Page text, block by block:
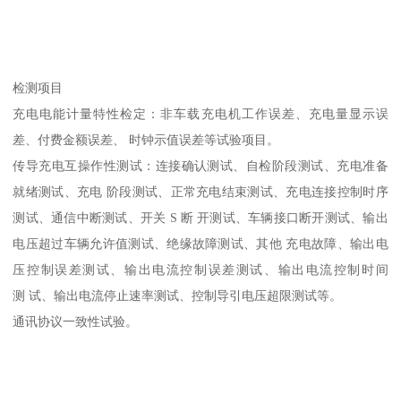
检测项目
充电电能计量特性检定：非车载充电机工作误差、充电量显示误
差、付费金额误差、 时钟示值误差等试验项目。
传导充电互操作性测试：连接确认测试、自检阶段测试、充电准备
就绪测试、充电 阶段测试、正常充电结束测试、充电连接控制时序
测试、通信中断测试、开关 S 断 开测试、车辆接口断开测试、输出
电压超过车辆允许值测试、绝缘故障测试、其他 充电故障、输出电
压控制误差测试、输出电流控制误差测试、输出电流控制时间
测 试、输出电流停止速率测试、控制导引电压超限测试等。
通讯协议一致性试验。